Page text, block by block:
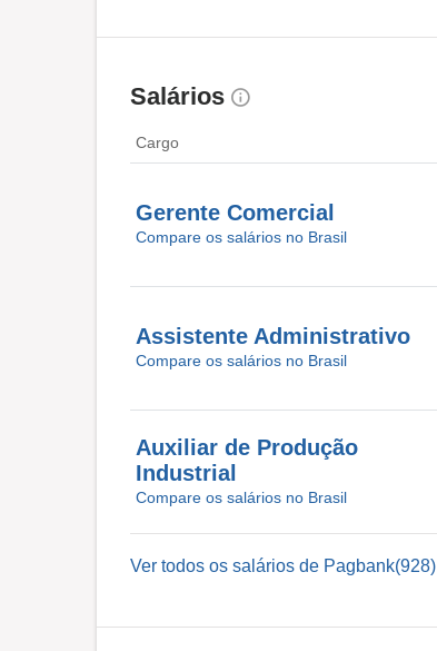
Salários
Cargo
Gerente Comercial
Compare os salários no Brasil
Assistente Administrativo
Compare os salários no Brasil
Auxiliar de Produção
Industrial
Compare os salários no Brasil
Ver todos os salários de Pagbank(928)